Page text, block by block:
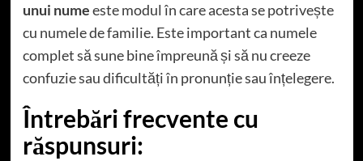
unui numeeste modul în care acesta se potrivește
cu numele de familie. Este important ca numele
complet să sune bine împreună și să nu creeze
confuzie sau dificultăți în pronunție sau înțelegere.
Întrebări frecvente cu
răspunsuri: